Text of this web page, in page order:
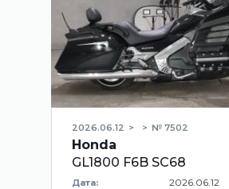
2026.06.12 № 7502
Honda
GL1800 F6B SC68
Дата: 2026.06.12